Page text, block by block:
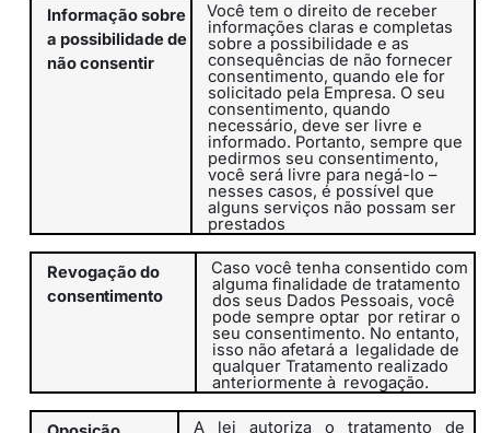
Informação sobre
a possibilidade de
não consentir
Você tem o direito de receber
informações claras e completas
sobre a possibilidade e as
consequências de não fornecer
consentimento, quando ele for
solicitado pela Empresa. O seu
consentimento, quando
necessário, deve ser livre e
informado. Portanto, sempre que
pedirmos seu consentimento,
você será livre para negá-lo –
nesses casos, é possível que
alguns serviços não possam ser
prestados
Revogação do
consentimento
Caso você tenha consentido com
alguma finalidade de tratamento
dos seus Dados Pessoais, você
pode sempre optar por retirar o
seu consentimento. No entanto,
isso não afetará a legalidade de
qualquer Tratamento realizado
anteriormente à revogação.
A lei autoriza o tratamento
de